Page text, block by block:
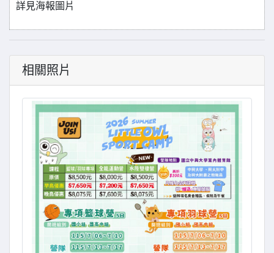
詳見海報圖片
相關照片